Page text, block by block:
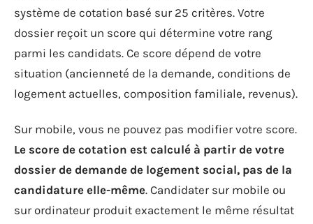
système de cotation basé sur 25 critères. Votre
dossier reçoit un score qui détermine votre rang
parmi les candidats. Ce score dépend de votre
situation (ancienneté de la demande, conditions de
logement actuelles, composition familiale, revenus).
Sur mobile, vous ne pouvez pas modifier votre score.
Le score de cotation est calculé à partir de votre
dossier de demande de logement social, pas de la
candidature elle-même. Candidater sur mobile ou
sur ordinateur produit exactement le même résultat